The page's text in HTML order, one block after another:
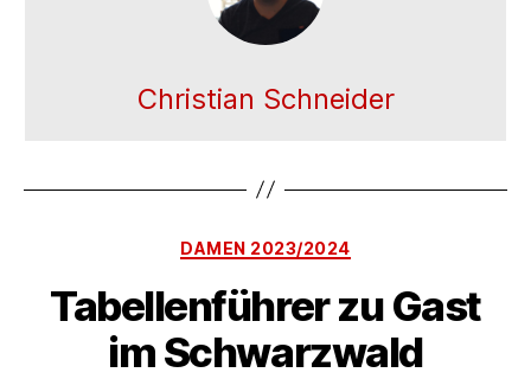
Christian Schneider
Kategorien
DAMEN 2023/2024
Tabellenführer zu Gast
im Schwarzwald